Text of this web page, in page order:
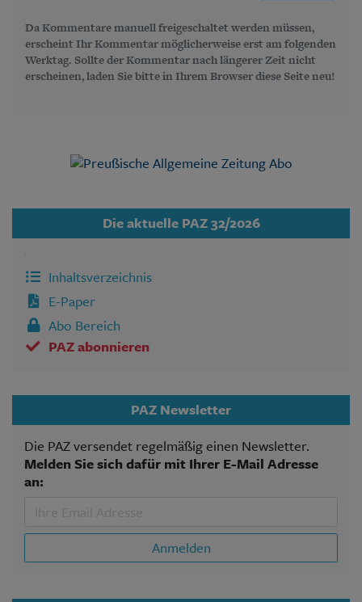
Da Kommentare manuell freigeschaltet werden müssen,
erscheint Ihr Kommentar möglicherweise erst am folgenden
Werktag. Sollte der Kommentar nach längerer Zeit nicht
erscheinen, laden Sie bitte in Ihrem Browser diese Seite neu!
Die aktuelle PAZ 32/2026
Inhaltsverzeichnis
E-Paper
Abo Bereich
PAZ abonnieren
PAZ Newsletter
Die PAZ versendet regelmäßig einen Newsletter.
Melden Sie sich dafür mit Ihrer E-Mail Adresse
an:
Anmelden